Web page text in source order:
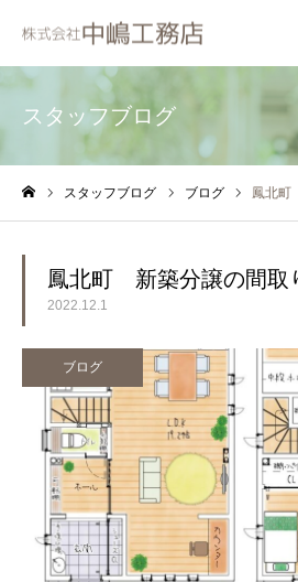
スタッフブログ
スタッフブログ ブログ 鳳北町
鳳北町 新築分譲の間取
2022.12.1
ブログ